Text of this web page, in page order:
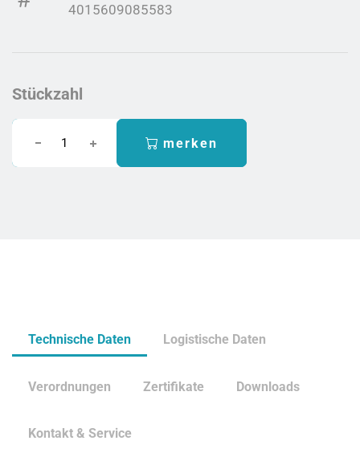
4015609085583
Stückzahl
merken
Technische Daten Logistische Daten
Verordnungen Zertifikate Downloads
Kontakt & Service